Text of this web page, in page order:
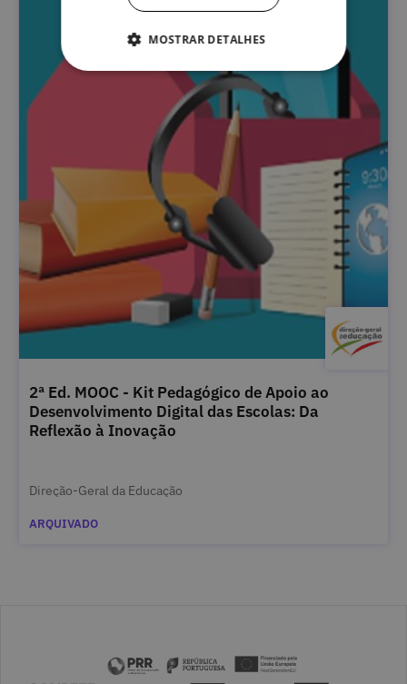
2ª Ed. MOOC - Kit Pedagógico de Apoio ao
Desenvolvimento Digital das Escolas: Da
Reflexão à Inovação
Direção-Geral da Educação
ARQUIVADO
MOSTRAR DETALHES